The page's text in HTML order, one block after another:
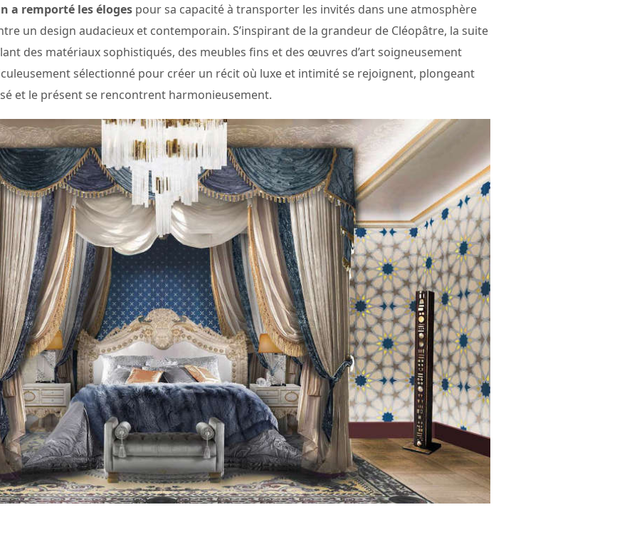
a remporté les éloges pour sa capacité à transporter les invités dans une atmosphère
un design audacieux et contemporain. S’inspirant de la grandeur de Cléopâtre, la suite
des matériaux sophistiqués, des meubles fins et des œuvres d’art soigneusement
sélectionné pour créer un récit où luxe et intimité se rejoignent, plongeant
et le présent se rencontrent harmonieusement.